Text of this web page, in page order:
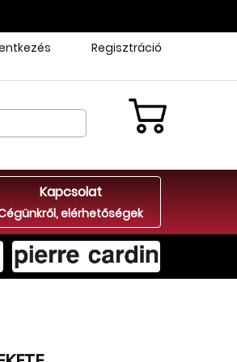
Regisztráció
Kapcsolat
elérhetőségek